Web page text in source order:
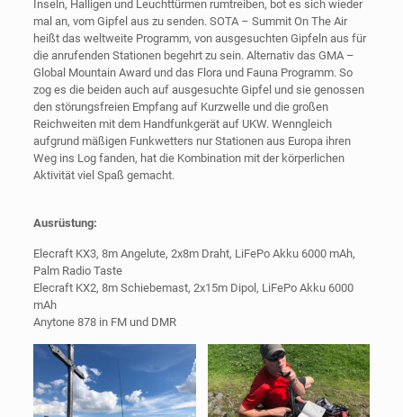
Inseln, Halligen und Leuchttürmen rumtreiben, bot es sich wieder
mal an, vom Gipfel aus zu senden. SOTA – Summit On The Air
heißt das weltweite Programm, von ausgesuchten Gipfeln aus für
die anrufenden Stationen begehrt zu sein. Alternativ das GMA –
Global Mountain Award und das Flora und Fauna Programm. So
zog es die beiden auch auf ausgesuchte Gipfel und sie genossen
den störungsfreien Empfang auf Kurzwelle und die großen
Reichweiten mit dem Handfunkgerät auf UKW. Wenngleich
aufgrund mäßigen Funkwetters nur Stationen aus Europa ihren
Weg ins Log fanden, hat die Kombination mit der körperlichen
Aktivität viel Spaß gemacht.
Ausrüstung:
Elecraft KX3, 8m Angelute, 2x8m Draht, LiFePo Akku 6000 mAh,
Palm Radio Taste
Elecraft KX2, 8m Schiebemast, 2x15m Dipol, LiFePo Akku 6000
mAh
Anytone 878 in FM und DMR